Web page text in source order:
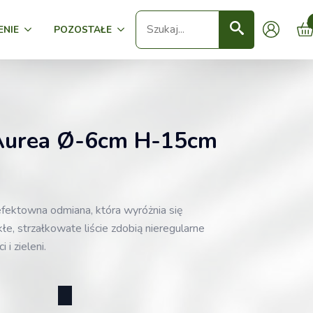
POZOSTAŁE
Seearch
Ø-6cm H-15cm
odmiana, która wyróżnia się
strzałkowate liście zdobią nieregularne
i zieleni.